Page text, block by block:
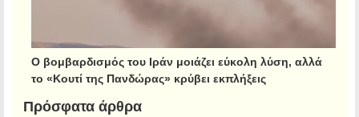
Ο βομβαρδισμός του Ιράν μοιάζει εύκολη λύση, αλλά
το «Κουτί της Πανδώρας» κρύβει εκπλήξεις
Πρόσφατα άρθρα